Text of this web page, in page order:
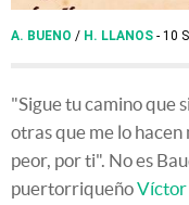
A. BUENO / H. LLANOS 10
"Sigue tu camino que
otras que me lo
peor, por ti". No es
puertorriqueñoVíctor